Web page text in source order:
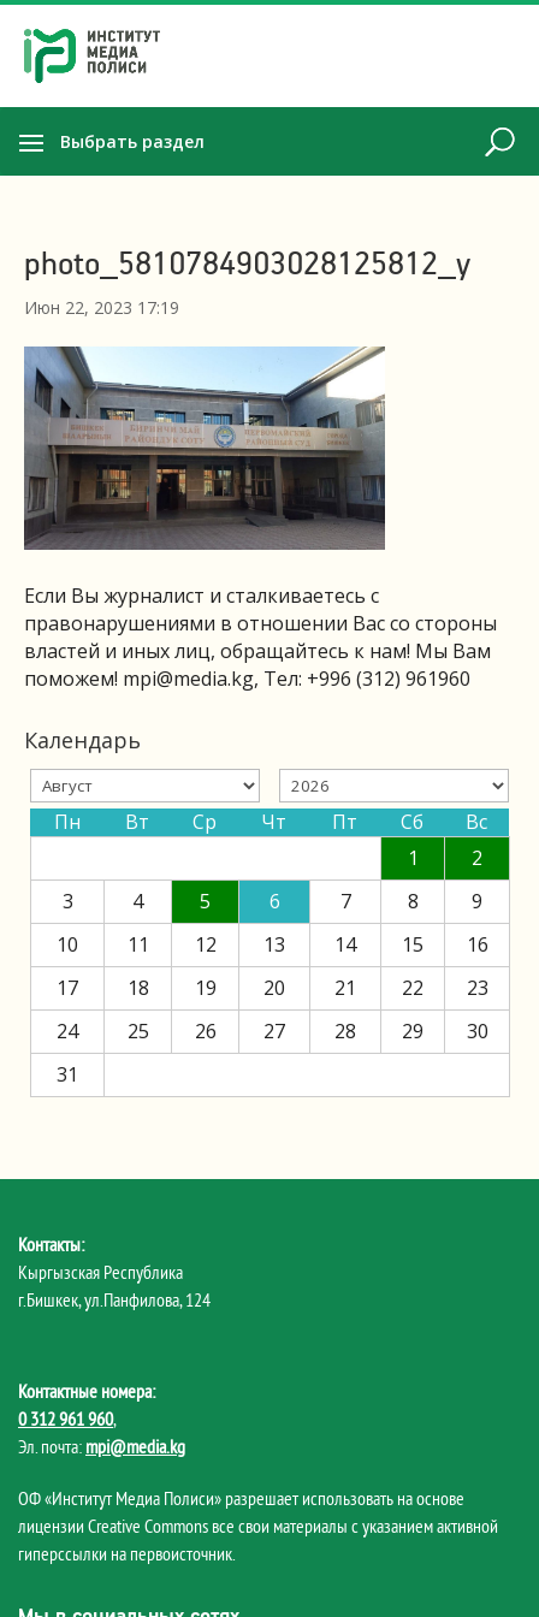
Выбрать раздел
photo_5810784903028125812_y
Июн 22, 2023 17:19
Если Вы журналист и сталкиваетесь с
правонарушениями в отношении Вас со стороны
властей и иных лиц, обращайтесь к нам! Мы Вам
поможем! mpi@media.kg, Тел: +996 (312) 961960
Календарь
Пн Вт Ср Чт Пт Сб
Вс
1
2
3
4 5 6 7 8
9
10
11 12 13 14 15
16
17
18 19 20 21 22
23
24
25 26 27 28 29
30
31
Контакты:
Кыргызская Республика
г.Бишкек, ул.Панфилова, 124
Контактные номера:
0 312 961 960,
Эл. почта: mpi@media.kg
ОФ «Институт Медиа Полиси» разрешает использовать на основе
лицензии Creative Commons все свои материалы с указанием активной
гиперссылки на первоисточник.